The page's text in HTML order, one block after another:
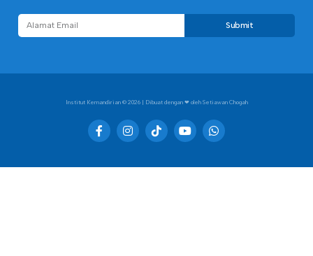
Submit
Institut Kemandirian © 2026 | Dibuat dengan ❤︎ oleh Setiawan Chogah